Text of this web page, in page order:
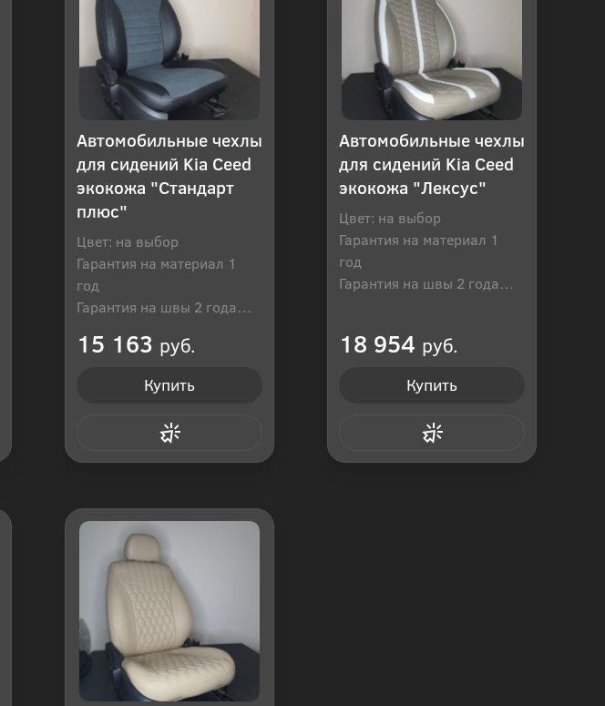
Автомобильные чехлы
для сидений Kia Ceed
экокожа "Стандарт
плюс"
Цвет: на выбор
Гарантия на материал 1
год
Гарантия на швы 2 года
15 163 руб.
Купить
Автомобильные чехлы
для сидений Kia Ceed
экокожа "Лексус"
Цвет: на выбор
Гарантия на материал 1
год
Гарантия на швы 2 года
18 954 руб.
Купить